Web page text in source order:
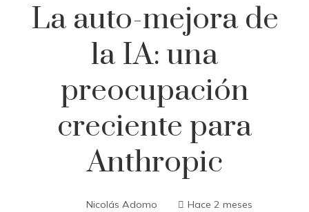
La auto-mejora de
la IA: una
preocupación
creciente para
Anthropic
Nicolás Adomo Hace 2 meses